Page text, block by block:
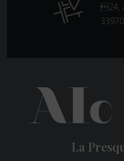
24,
La